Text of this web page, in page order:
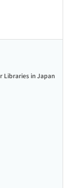
Libraries in Japan